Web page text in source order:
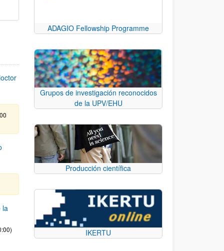
la
ADAGIO Fellowship Programme
Grupos de investigación reconocidos
de la UPV/EHU
Producción científica
IKERTU